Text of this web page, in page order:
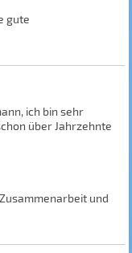
gute
ich bin sehr
über Jahrzehnte
und